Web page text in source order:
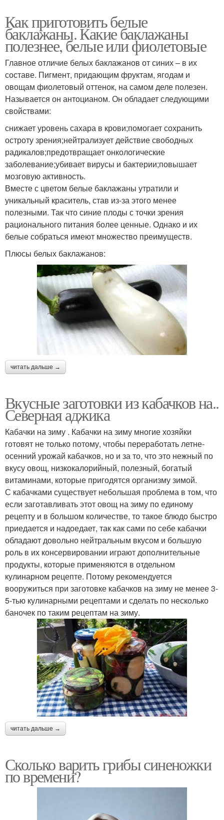
Как приготовить белые
баклажаны. Какие баклажаны
полезнее, белые или фиолетовые
Главное отличие белых баклажанов от синих – в их
составе. Пигмент, придающим фруктам, ягодам и
овощам фиолетовый оттенок, на самом деле полезен.
Называется он антоцианом. Он обладает следующими
свойствами:
снижает уровень сахара в крови;помогает сохранить
остроту зрения;нейтрализует действие свободных
радикалов;предотвращает онкологические
заболевание;убивает вирусы и бактерии;повышает
мозговую активность.
Вместе с цветом белые баклажаны утратили и
уникальный краситель, став из-за этого менее
полезными. Так что синие плоды с точки зрения
рационального питания более ценные. Однако и их
белые собраться имеют множество преимуществ.
Плюсы белых баклажанов:
читать дальше →
Вкусные заготовки из кабачков на..
Северная аджика
Кабачки на зиму . Кабачки на зиму многие хозяйки
готовят не только потому, чтобы переработать летне-
осенний урожай кабачков, но и за то, что это нежный по
вкусу овощ, низкокалорийный, полезный, богатый
витаминами, которые пригодятся организму зимой.
С кабачками существует небольшая проблема в том, что
если заготавливать этот овощ на зиму по единому
рецепту и в большом количестве, то такое блюдо быстро
приедается и надоедает, так как сами по себе кабачки
обладают довольно нейтральным вкусом и большую
роль в их консервировании играют дополнительные
продукты, которые применяются в отдельном
кулинарном рецепте. Потому рекомендуется
вооружиться при заготовке кабачков на зиму не менее 3-
5-тью кулинарными рецептами и сделать по несколько
баночек по таким рецептам на зиму.
читать дальше →
Сколько варить грибы синеножки
по времени?